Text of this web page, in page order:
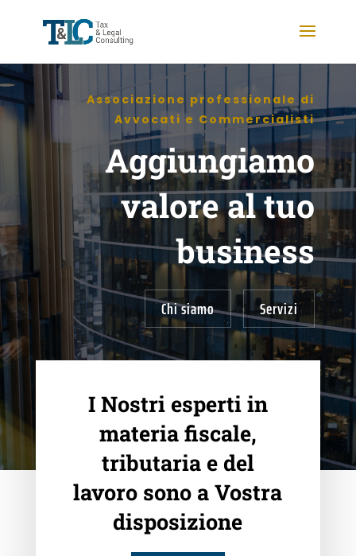
Associazione professionale di
Avvocati e Commercialisti
Aggiungiamo
valore al tuo
business
Chi siamo Servizi
I Nostri esperti in
materia fiscale,
tributaria e del
lavoro sono a Vostra
disposizione